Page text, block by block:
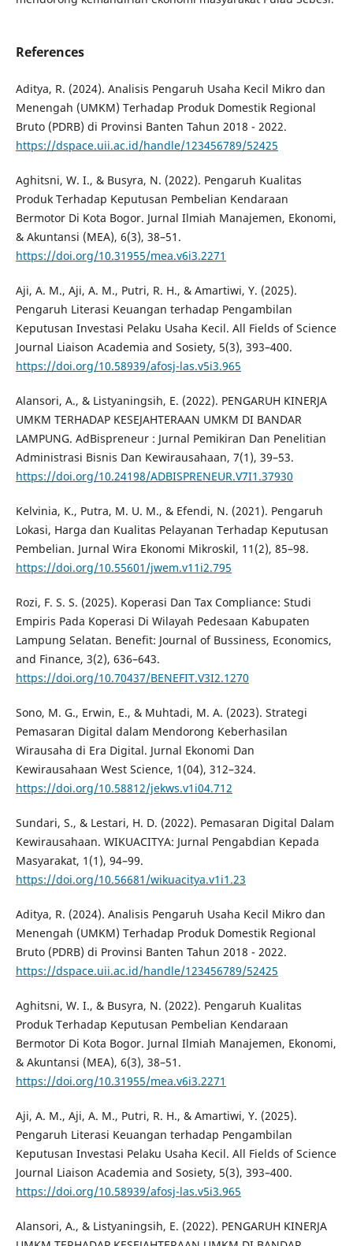
References
Aditya, R. (2024). Analisis Pengaruh Usaha Kecil Mikro dan
Menengah (UMKM) Terhadap Produk Domestik Regional
Bruto (PDRB) di Provinsi Banten Tahun 2018 - 2022.
https://dspace.uii.ac.id/handle/123456789/52425
Aghitsni, W. I., & Busyra, N. (2022). Pengaruh Kualitas
Produk Terhadap Keputusan Pembelian Kendaraan
Bermotor Di Kota Bogor. Jurnal Ilmiah Manajemen, Ekonomi,
& Akuntansi (MEA), 6(3), 38–51.
https://doi.org/10.31955/mea.v6i3.2271
Aji, A. M., Aji, A. M., Putri, R. H., & Amartiwi, Y. (2025).
Pengaruh Literasi Keuangan terhadap Pengambilan
Keputusan Investasi Pelaku Usaha Kecil. All Fields of Science
Journal Liaison Academia and Sosiety, 5(3), 393–400.
https://doi.org/10.58939/afosj-las.v5i3.965
Alansori, A., & Listyaningsih, E. (2022). PENGARUH KINERJA
UMKM TERHADAP KESEJAHTERAAN UMKM DI BANDAR
LAMPUNG. AdBispreneur : Jurnal Pemikiran Dan Penelitian
Administrasi Bisnis Dan Kewirausahaan, 7(1), 39–53.
https://doi.org/10.24198/ADBISPRENEUR.V7I1.37930
Kelvinia, K., Putra, M. U. M., & Efendi, N. (2021). Pengaruh
Lokasi, Harga dan Kualitas Pelayanan Terhadap Keputusan
Pembelian. Jurnal Wira Ekonomi Mikroskil, 11(2), 85–98.
https://doi.org/10.55601/jwem.v11i2.795
Rozi, F. S. S. (2025). Koperasi Dan Tax Compliance: Studi
Empiris Pada Koperasi Di Wilayah Pedesaan Kabupaten
Lampung Selatan. Benefit: Journal of Bussiness, Economics,
and Finance, 3(2), 636–643.
https://doi.org/10.70437/BENEFIT.V3I2.1270
Sono, M. G., Erwin, E., & Muhtadi, M. A. (2023). Strategi
Pemasaran Digital dalam Mendorong Keberhasilan
Wirausaha di Era Digital. Jurnal Ekonomi Dan
Kewirausahaan West Science, 1(04), 312–324.
https://doi.org/10.58812/jekws.v1i04.712
Sundari, S., & Lestari, H. D. (2022). Pemasaran Digital Dalam
Kewirausahaan. WIKUACITYA: Jurnal Pengabdian Kepada
Masyarakat, 1(1), 94–99.
https://doi.org/10.56681/wikuacitya.v1i1.23
Aditya, R. (2024). Analisis Pengaruh Usaha Kecil Mikro dan
Menengah (UMKM) Terhadap Produk Domestik Regional
Bruto (PDRB) di Provinsi Banten Tahun 2018 - 2022.
https://dspace.uii.ac.id/handle/123456789/52425
Aghitsni, W. I., & Busyra, N. (2022). Pengaruh Kualitas
Produk Terhadap Keputusan Pembelian Kendaraan
Bermotor Di Kota Bogor. Jurnal Ilmiah Manajemen, Ekonomi,
& Akuntansi (MEA), 6(3), 38–51.
https://doi.org/10.31955/mea.v6i3.2271
Aji, A. M., Aji, A. M., Putri, R. H., & Amartiwi, Y. (2025).
Pengaruh Literasi Keuangan terhadap Pengambilan
Keputusan Investasi Pelaku Usaha Kecil. All Fields of Science
Journal Liaison Academia and Sosiety, 5(3), 393–400.
https://doi.org/10.58939/afosj-las.v5i3.965
Alansori, A., & Listyaningsih, E. (2022). PENGARUH KINERJA